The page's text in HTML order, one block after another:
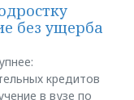
без ущерба
кредитов
в вузе по